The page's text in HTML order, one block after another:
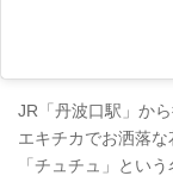
JR「丹波口駅」から
エキチカでお洒落な
「チュチュ」とい